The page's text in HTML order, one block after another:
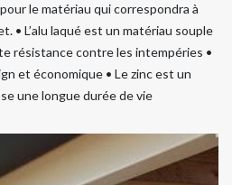
le matériau qui correspondra à
• L’alu laqué est un matériau souple
résistance contre les intempéries •
et économique • Le zinc est un
une longue durée de vie